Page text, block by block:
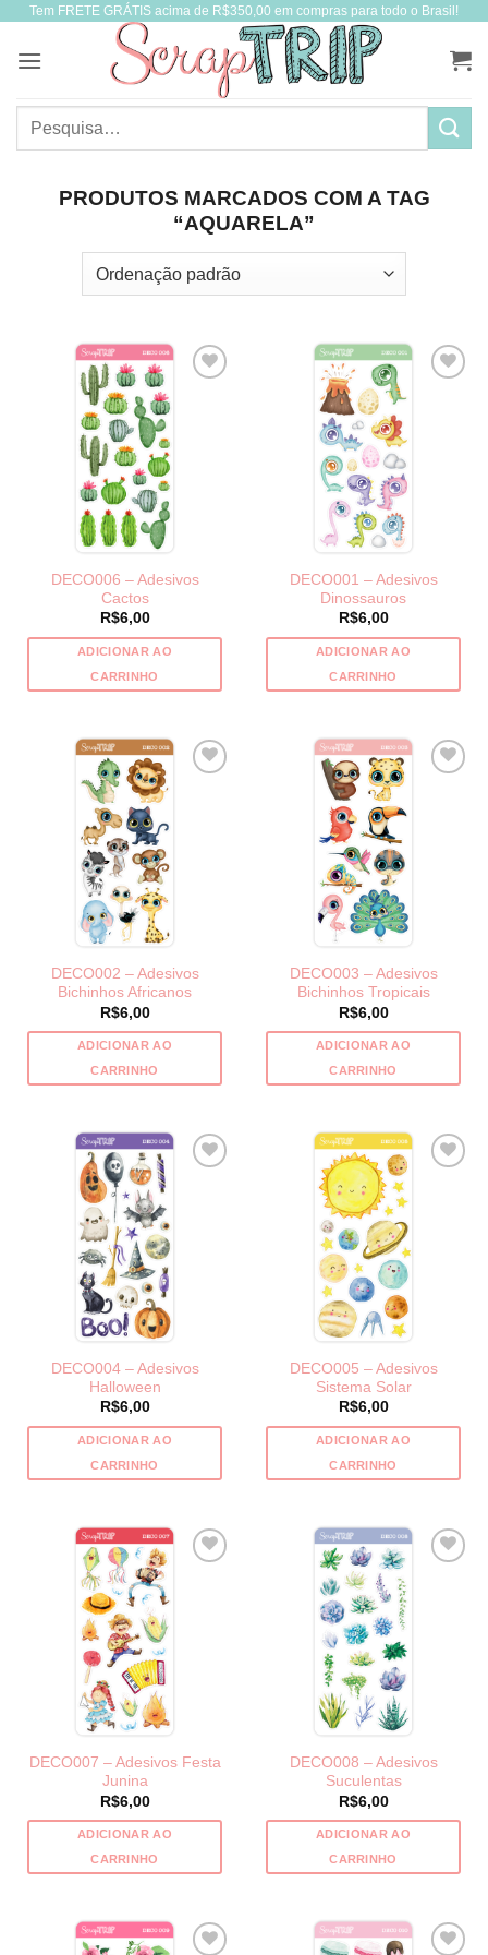
Skip
content
Tem FRETE GRÁTIS acima de R$350,00 em compras para todo o Brasil!
Pesquisar
PRODUTOS MARCADOS COM A TAG
“AQUARELA”
DECO006 – Adesivos
Cactos
R$6,00
ADICIONAR AO
CARRINHO
DECO001 – Adesivos
Dinossauros
R$6,00
ADICIONAR AO
CARRINHO
DECO002 – Adesivos
Bichinhos Africanos
R$6,00
ADICIONAR AO
CARRINHO
DECO003 – Adesivos
Bichinhos Tropicais
R$6,00
ADICIONAR AO
CARRINHO
DECO004 – Adesivos
Halloween
R$6,00
ADICIONAR AO
CARRINHO
DECO005 – Adesivos
Sistema Solar
R$6,00
ADICIONAR AO
CARRINHO
DECO007 – Adesivos Festa
Junina
R$6,00
ADICIONAR AO
CARRINHO
DECO008 – Adesivos
Suculentas
R$6,00
ADICIONAR AO
CARRINHO